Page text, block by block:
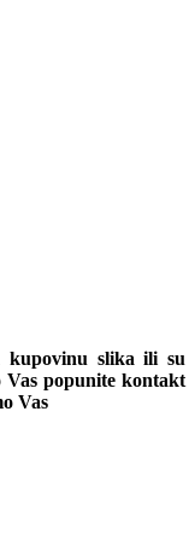
kupovinu slika ili su
Vas popunite kontakt
Vas